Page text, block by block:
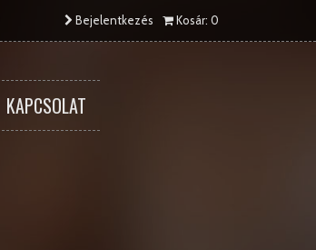
Bejelentkezés Kosár: 0
KAPCSOLAT